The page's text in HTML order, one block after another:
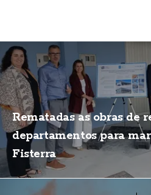
Rematadas as obras de
departamentos para
Fisterra